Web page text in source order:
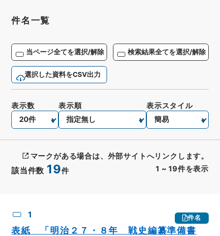
件名一覧
当ページ全てを選択/解除 検索結果全てを選択/解除
選択した資料をCSV出力
該当件数 19件 1 ~ 19件を表示
表示数 表示順 表示スタイル
マークがある場合は、外部サイトへリンクします。
1 件名
表紙 「明治２７・８年 戦史編纂準備書